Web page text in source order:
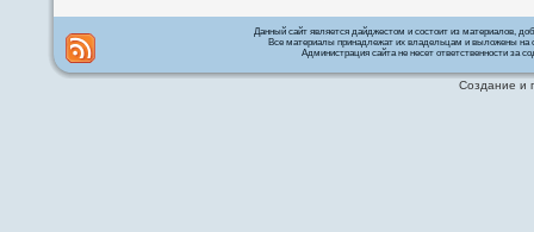
Данный сайт является дайджестом и состоит из материалов,
Все материалы принадлежат их владельцам и выложены на
Администрация сайта не несет ответственности за
Создание и